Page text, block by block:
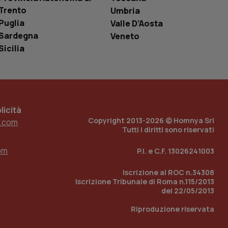
Umbria
Valle D’Aosta
Veneto
Copyright 2013-2026 © Homnya Srl
Tutti i diritti sono riservati
P.I. e C.F. 13026241003
Iscrizione al ROC n.34308
Iscrizione Tribunale di Roma n.115/2013
del 22/05/2013
Riproduzione riservata
del sito web sta
di
tenere traccia
incorporati
del sito web sta
tenere traccia
dell’esperienza
con identity